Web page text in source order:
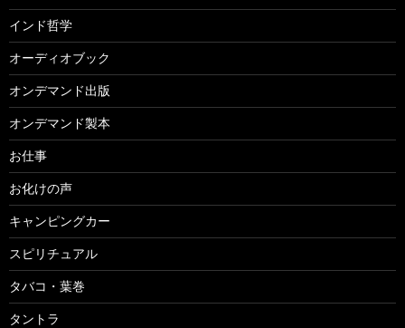
インド哲学
オーディオブック
オンデマンド出版
オンデマンド製本
お仕事
お化けの声
キャンピングカー
スピリチュアル
タバコ・葉巻
タントラ